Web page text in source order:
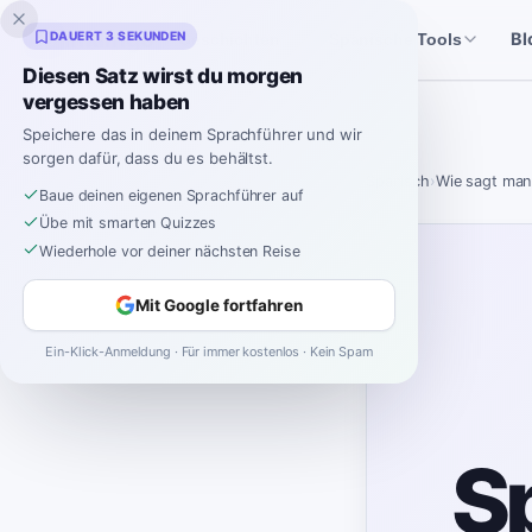
Inklingo Geschichten Spanische Tools
Spanisch›Wie sagt man
DAUERT 3 SEKUNDEN
Diesen Satz wirst du morgen
vergessen haben
Speichere das in deinem Sprachführer und wir
sorgen dafür, dass du es behältst.
Baue deinen eigenen Sprachführer auf
Übe mit smarten Quizzes
Wiederhole vor deiner nächsten Reise
Mit Google fortfahren
Ein-Klick-Anmeldung · Für immer kostenlos · Kein Spam